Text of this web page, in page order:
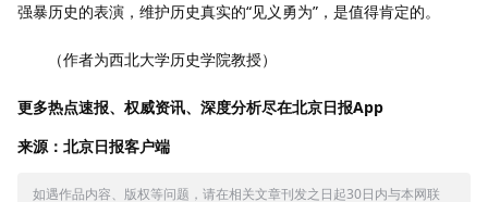
强暴历史的表演，维护历史真实的“见义勇为”，是值得肯定的。
（作者为西北大学历史学院教授）
更多热点速报、权威资讯、深度分析尽在北京日报App
来源：北京日报客户端
如遇作品内容、版权等问题，请在相关文章刊发之日起30日内与本网联